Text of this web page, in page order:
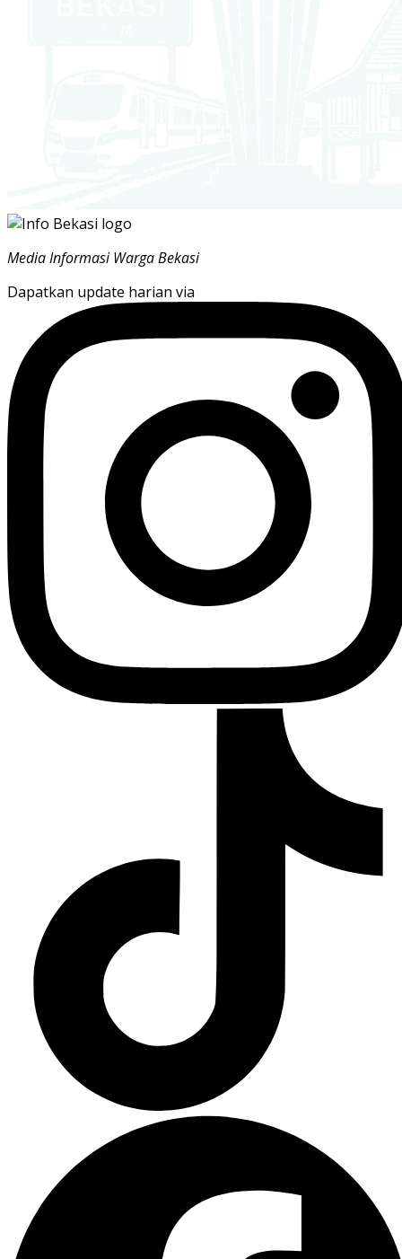
Media Informasi Warga Bekasi
Dapatkan update harian via